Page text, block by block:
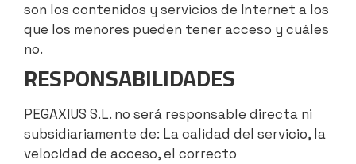
son los contenidos y servicios de Internet a los
que los menores pueden tener acceso y cuáles
no.
RESPONSABILIDADES
PEGAXIUS S.L. no será responsable directa ni
subsidiariamente de: La calidad del servicio, la
velocidad de acceso, el correcto